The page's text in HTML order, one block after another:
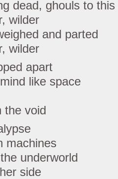
dead, ghouls to
wilder
and parted
wilder
apart
like space
the void
machines
underworld
side